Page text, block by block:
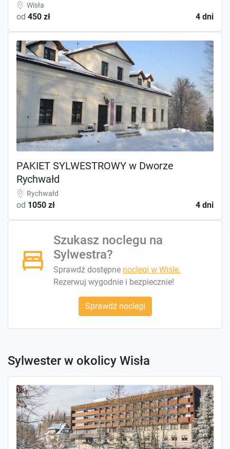
Wisła
od 450 zł 4 dni
PAKIET SYLWESTROWY w Dworze
Rychwałd
Rychwałd
od 1050 zł 4 dni
Szukasz noclegu na
Sylwestra?
Sprawdź dostępne noclegi w Wiśle.
Rezerwuj wygodnie i bezpiecznie!
Sprawdź noclegi
Sylwester w okolicy Wisła